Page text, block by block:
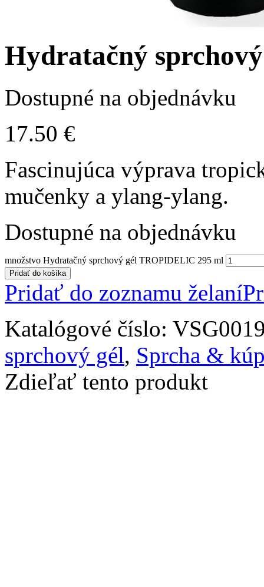
Hydratačný
Dostupné na objednávku
17.50 €
Fascinujúca výprava
mučenky a ylang-ylang.
Dostupné na objednávku
množstvo Hydratačný sprchový gél TROPIDELIC 295 ml
Pridať do košíka
Pridať do zoznamu želaní
Katalógové číslo:
sprchový gél, Sprcha &
Zdieľať tento produkt